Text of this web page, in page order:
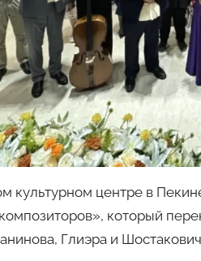
культурном центре в
который
Глиэра и